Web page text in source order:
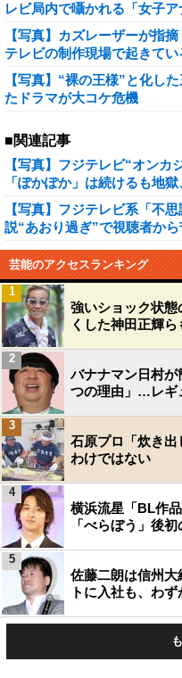
レビ局内で囁かれる「女子ア
【写真】カズレーザーが指
テレビの制作現場で起きてい
【写真】“裸の王様”と化し
たドラマが大コケ危機
■関連記事
【写真】フジテレビ“オン
「ぽかぽか」は続けるも地
【写真】フジテレビ系「不
説“あおり過ぎ”で視聴者から
芸能のアクセスランキング
強いショック状
くした神田正輝
1
バナナマン日村
つの理由」…レギ
2
石原プロ「炊き
わけではない
3
横浜流星「BL作
「べらぼう」後
4
佐藤二朗は信州
トに入社も、わ
5